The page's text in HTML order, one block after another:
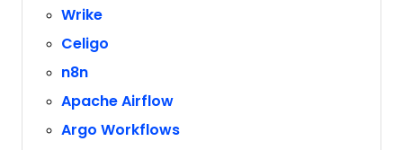
Wrike
Celigo
n8n
Apache Airflow
Argo Workflows